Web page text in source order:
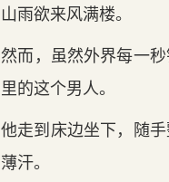
山雨欲来风满楼。
然而‌，虽然外界每一
里‌的这个男人。
他走到床边坐下，随
薄汗。